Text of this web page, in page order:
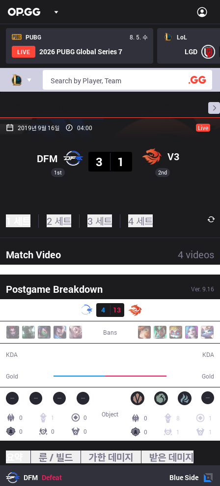
PUBG
8. 5. 수
LIVE
2026 PUBG Global Series 7
LoL
LGD
프로빌
2019년 9월 16일 04:00 Live
1st
DFM
3
1 V3
2nd
2 세트 3 세트 4 세트
Match Video 4videos
Postgame Breakdown Ver. 9.16
4
13
Bans
KDA
Gold Gold
KDA
0 1
0
0
0 0
0 8
1
0
1 1
Object
룬 / 빌드 가한 데미지 받은 데미지
DFM Defeat BlueSide